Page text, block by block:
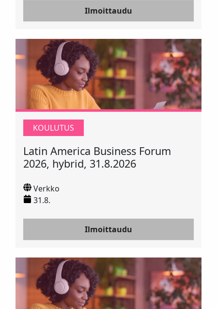
Ilmoittaudu
KOULUTUS
Latin America Business Forum
2026, hybrid, 31.8.2026
Verkko
31.8.
Ilmoittaudu